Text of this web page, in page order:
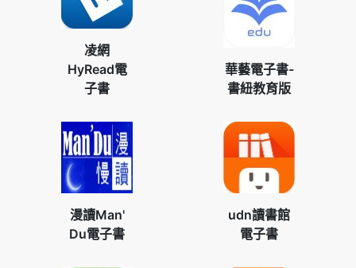
凌網
HyRead電
子書
華藝電子書-
書紐教育版
漫讀Man'
Du電子書
udn讀書館
電子書